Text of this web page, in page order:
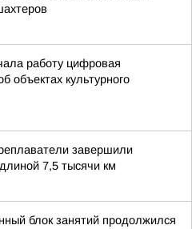
работу цифровая
объектах культурного
завершили
7,5 тысячи км
блок занятий продолжился